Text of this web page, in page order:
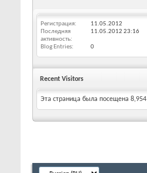
Регистрация
11.05.2012
Последняя
активность
11.05.2012 23:16
Blog Entries 0
Recent Visitors
Эта страница была посещена 8,954